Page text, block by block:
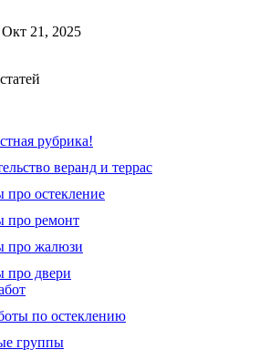
21, 2025
рубрика!
веранд и террас
про остекление
про ремонт
про жалюзи
про двери
по остеклению
группы